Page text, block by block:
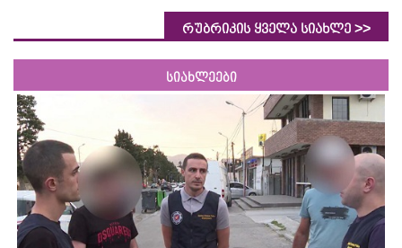
რუბრიკის ყველა სიახლე >>
სიახლეები